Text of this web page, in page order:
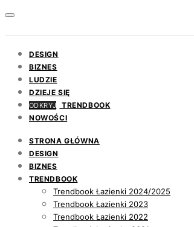
DESIGN
BIZNES
LUDZIE
DZIEJE SIĘ
ODKRYJ
TRENDBOOK
NOWOŚCI
STRONA GŁÓWNA
DESIGN
BIZNES
TRENDBOOK
Trendbook Łazienki 2024/2025
Trendbook Łazienki 2023
Trendbook Łazienki 2022